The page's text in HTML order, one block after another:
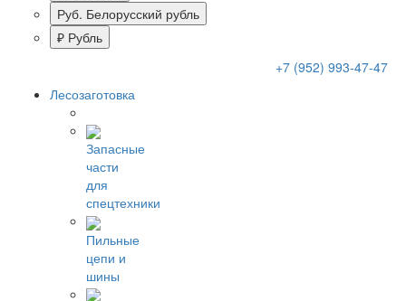
Руб. Белорусский рубль
₽ Рубль
+7 (952) 993-47-47
Лесозаготовка
Запасные
части
для
спецтехники
Пильные
цепи и
шины